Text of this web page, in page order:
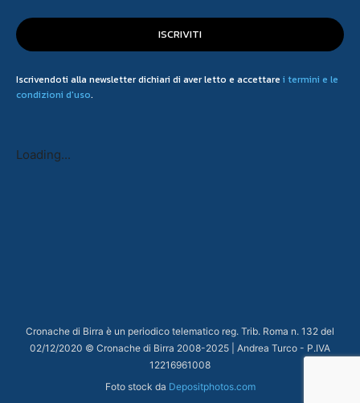
ISCRIVITI
Iscrivendoti alla newsletter dichiari di aver letto e accettare i termini e le
condizioni d'uso.
Loading...
Cronache di Birra è un periodico telematico reg. Trib. Roma n. 132 del
02/12/2020 © Cronache di Birra 2008-2025 | Andrea Turco - P.IVA
12216961008
Foto stock da Depositphotos.com